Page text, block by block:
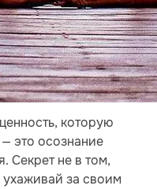
которую
это осознание
Секрет не в том,
ухаживай за своим